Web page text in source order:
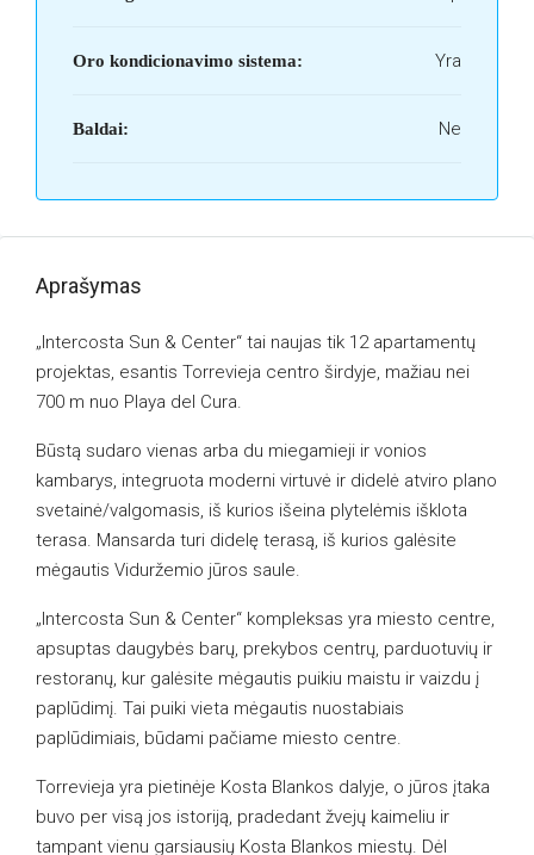
Oro kondicionavimo sistema: Yra
Baldai: Ne
Aprašymas
„Intercosta Sun & Center“ tai naujas tik 12 apartamentų
projektas, esantis Torrevieja centro širdyje, mažiau nei
700 m nuo Playa del Cura.
Būstą sudaro vienas arba du miegamieji ir vonios
kambarys, integruota moderni virtuvė ir didelė atviro plano
svetainė/valgomasis, iš kurios išeina plytelėmis išklota
terasa. Mansarda turi didelę terasą, iš kurios galėsite
mėgautis Viduržemio jūros saule.
„Intercosta Sun & Center“ kompleksas yra miesto centre,
apsuptas daugybės barų, prekybos centrų, parduotuvių ir
restoranų, kur galėsite mėgautis puikiu maistu ir vaizdu į
paplūdimį. Tai puiki vieta mėgautis nuostabiais
paplūdimiais, būdami pačiame miesto centre.
Torrevieja yra pietinėje Kosta Blankos dalyje, o jūros įtaka
buvo per visą jos istoriją, pradedant žvejų kaimeliu ir
tampant vienu garsiausių Kosta Blankos miestų. Dėl